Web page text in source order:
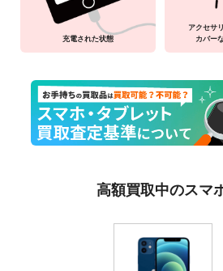
充電された状態
アクセサ
カバー
高額買取中のスマ